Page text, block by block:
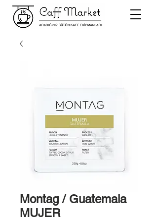
Montag / Guatemala
MUJER